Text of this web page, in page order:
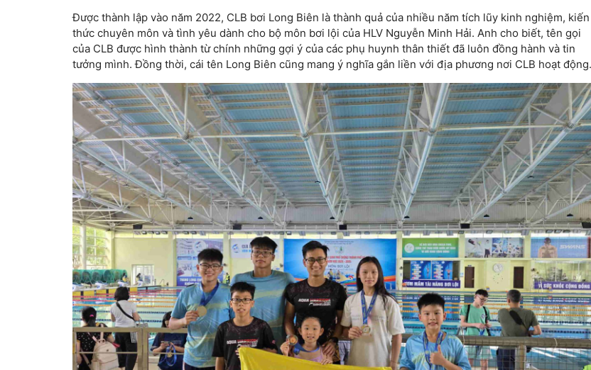
Được thành lập vào năm 2022, CLB bơi Long Biên là thành quả của nhiều năm tích lũy kinh nghiệm, kiến
thức chuyên môn và tình yêu dành cho bộ môn bơi lội của HLV Nguyễn Minh Hải. Anh cho biết, tên gọi
của CLB được hình thành từ chính những gợi ý của các phụ huynh thân thiết đã luôn đồng hành và tin
tưởng mình. Đồng thời, cái tên Long Biên cũng mang ý nghĩa gắn liền với địa phương nơi CLB hoạt động.